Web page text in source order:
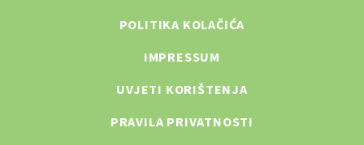
POLITIKA KOLAČIĆA
IMPRESSUM
UVJETI KORIŠTENJA
PRAVILA PRIVATNOSTI